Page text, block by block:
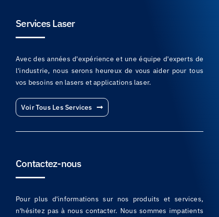
Services Laser
Avec des années d'expérience et une équipe d'experts de
l'industrie, nous serons heureux de vous aider pour tous
vos besoins en lasers et applications laser.
Voir Tous Les Services
Contactez-nous
Pour plus d'informations sur nos produits et services,
n'hésitez pas à nous contacter. Nous sommes impatients